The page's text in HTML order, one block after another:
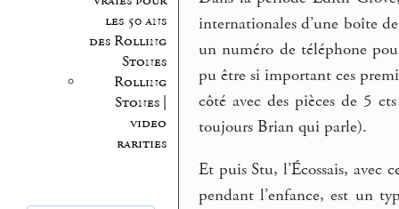
les 50 ans
des Rolling
Stones
Rolling
Stones |
video
rarities
internationales d’une boîte
un numéro de téléphone
pu être si important ces
côté avec des pièces de 5
toujours Brian qui parle).
Et puis Stu, l’Écossais, avec
pendant l’enfance, est un